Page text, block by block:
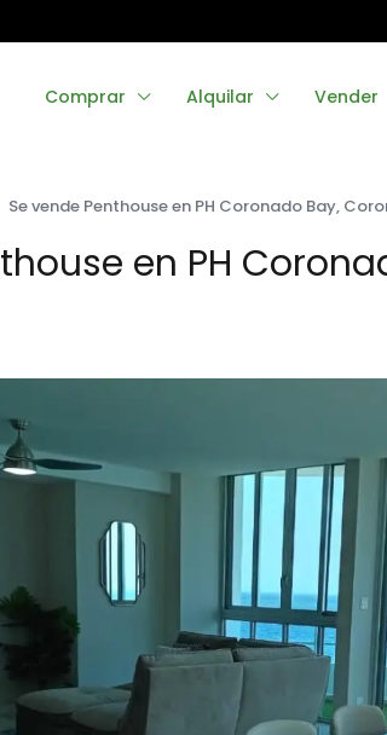
Comprar Alquilar Vender
Se vende Penthouse en PH Coronado Bay,
en PH